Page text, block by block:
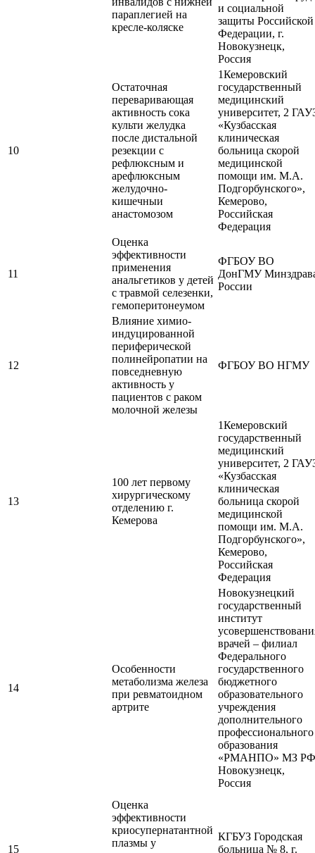
параплегией на
кресле-коляске
и социальной
защиты Российской
Федерации, г.
Новокузнецк,
Россия
10
Остаточная
переваривающая
активность сока
культи желудка
после дистальной
резекции с
рефлюксным и
арефлюксным
желудочно-
кишечныи
анастомозом
1Кемеровский
государственный
медицинский
университет, 2
«Кузбасская
клиническая
больница скорой
медицинской
помощи им. М.А.
Подгорбунского»,
Кемерово,
Российская
Федерация
11
Оценка
эффективности
применения
анальгетиков у детей
с травмой селезенки,
гемоперитонеумом
ФГБОУ ВО
ДонГМУ
России
12
Влияние химио-
индуцированной
периферической
полинейропатии на
повседневную
активность у
пациентов с раком
молочной железы
ФГБОУ ВО НГМУ
13
100 лет первому
хирургическому
отделению г.
Кемерова
1Кемеровский
государственный
медицинский
университет, 2
«Кузбасская
клиническая
больница скорой
медицинской
помощи им. М.А.
Подгорбунского»,
Кемерово,
Российская
Федерация
14
Особенности
метаболизма железа
при ревматоидном
артрите
Новокузнецкий
государственный
институт
врачей – филиал
Федерального
государственного
бюджетного
образовательного
учреждения
дополнительного
профессионального
образования
«РМАНПО» МЗ
Новокузнецк,
Россия
15
Оценка
эффективности
криосупернатантной
плазмы у
КГБУЗ Городская
больница № 8, г.